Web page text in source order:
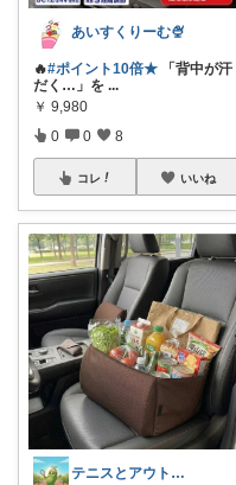
あいすくりーむ🍨
🔥#ポイント10倍★ 「背中が汗
だく…」を ...
￥ 9,980
0 0 8
コレ いいね
テニスとアウトドアを愛するYOSSY